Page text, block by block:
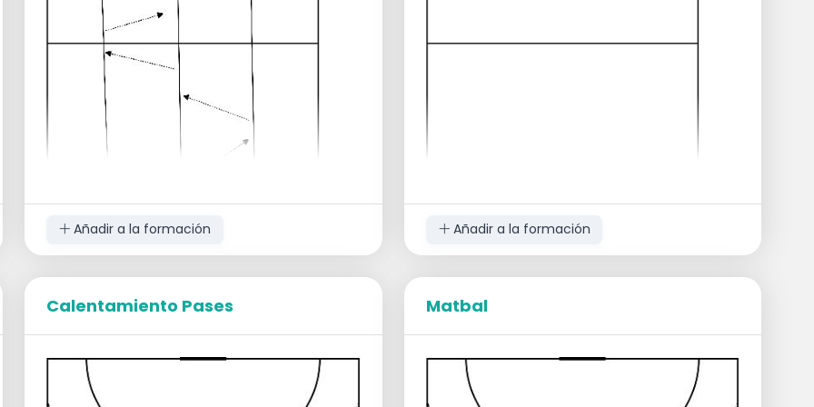
Grupos de 3 jugadores
Empezar a la altura de 1 círculo como se
muestra en el diagrama.
Añadir a la formación
Usted pone 1 jugador en el 1-metro, del 9-
metro, posición de acumulación.
Ponga 3 peones abajo:
1 peón en el centro a 2 metros de la
Añadir a la formación
Calentamiento Pases Matbal